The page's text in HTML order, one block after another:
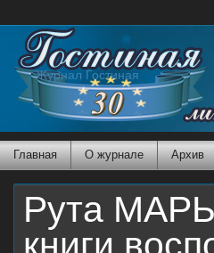
Журнал Гостиная
Главная О журнале Архив
Рута